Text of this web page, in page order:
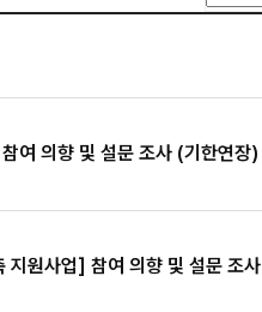
여 의향 및 설문 조사 (기한연장)
원사업] 참여 의향 및 설문 조사